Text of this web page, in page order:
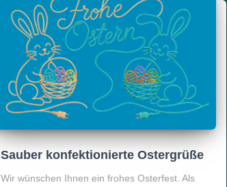
Sauber konfektionierte Ostergrüße
Wir wünschen Ihnen ein frohes Osterfest. Als